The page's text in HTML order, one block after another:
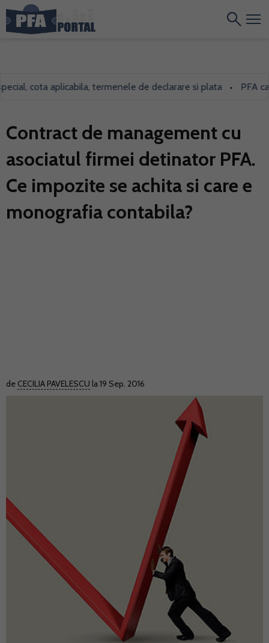
cota aplicabila, termenele de declarare si plata • PFA
Contract de management cu
asociatul firmei detinator PFA.
Ce impozite se achita si care e
monografia contabila?
de CECILIA PAVELESCU la 19 Sep. 2016